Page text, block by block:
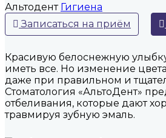
Альтодент Гигиена
Записаться на приём
Красивую белоснежную
иметь все. Но изменение
даже при правильном и
Стоматология «АльтоДент»
отбеливания, которые дают
травмируя зубную эмаль.